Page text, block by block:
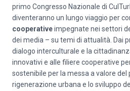
primo Congresso Nazionale di
diventeranno un lungo viaggio per
cooperativeimpegnate nei settori
dei media – su temi di attualità. Dai
dialogo interculturale e la
innovativi e alle filiere cooperative
sostenibile per la messa a valore
rigenerazione urbana e lo sviluppo